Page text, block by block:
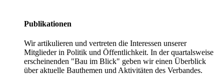
Publikationen
Wir artikulieren und vertreten die Interessen unserer
Mitglieder in Politik und Öffentlichkeit. In der quartalsweise
erscheinenden "Bau im Blick" geben wir einen Überblick
über aktuelle Bauthemen und Aktivitäten des Verbandes.